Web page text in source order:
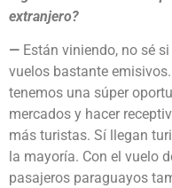
extranjero?
— Están viniendo, no sé
vuelos bastante
tenemos una súper
mercados y hacer
más turistas. Sí llegan
la mayoría. Con el vuelo
pasajeros paraguayos